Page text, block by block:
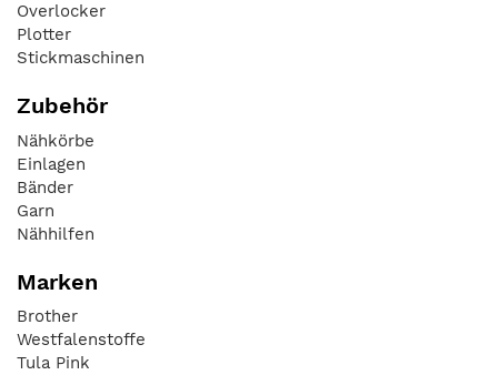
Overlocker
Plotter
Stickmaschinen
Zubehör
Nähkörbe
Einlagen
Bänder
Garn
Nähhilfen
Marken
Brother
Westfalenstoffe
Tula Pink